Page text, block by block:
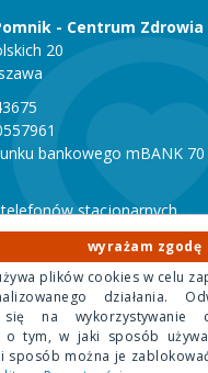
- Centrum Zdrowia
20
bankowego mBANK
stacjonarnych
telefonów komórkowych
2020 Instytut "Pomnik
wyrażam zgodę
plików cookies w celu
działania.
się na wykorzystywanie
o tym, w jaki sposób
sposób można je